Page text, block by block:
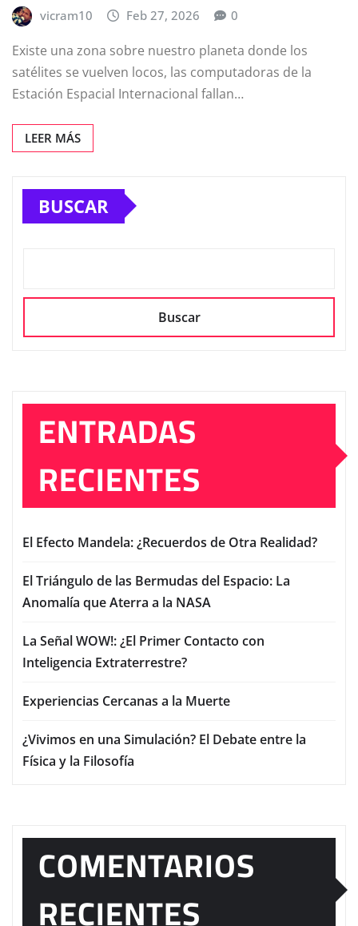
vicram10 Feb 27, 2026 0
Existe una zona sobre nuestro planeta donde los
satélites se vuelven locos, las computadoras de la
Estación Espacial Internacional fallan…
LEER MÁS
BUSCAR
Buscar
ENTRADAS
RECIENTES
El Efecto Mandela: ¿Recuerdos de Otra Realidad?
El Triángulo de las Bermudas del Espacio: La
Anomalía que Aterra a la NASA
La Señal WOW!: ¿El Primer Contacto con
Inteligencia Extraterrestre?
Experiencias Cercanas a la Muerte
¿Vivimos en una Simulación? El Debate entre la
Física y la Filosofía
COMENTARIOS
RECIENTES